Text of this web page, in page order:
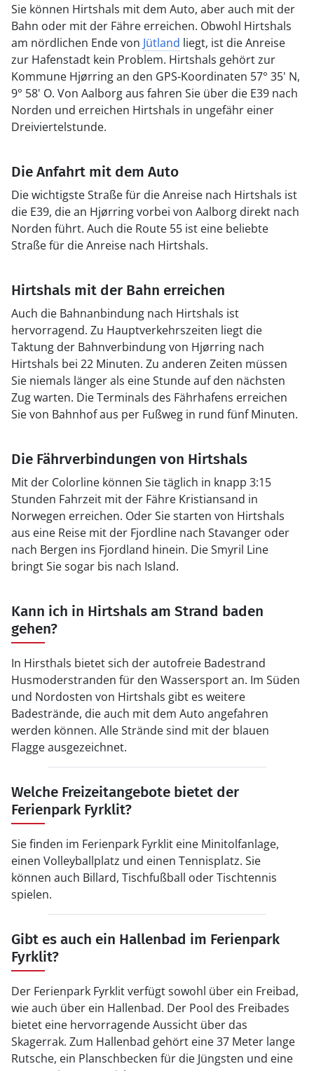
Sie können Hirtshals mit dem Auto, aber auch mit der
Bahn oder mit der Fähre erreichen. Obwohl Hirtshals
am nördlichen Ende von Jütland liegt, ist die Anreise
zur Hafenstadt kein Problem. Hirtshals gehört zur
Kommune Hjørring an den GPS-Koordinaten 57° 35' N,
9° 58' O. Von Aalborg aus fahren Sie über die E39 nach
Norden und erreichen Hirtshals in ungefähr einer
Dreiviertelstunde.
Die Anfahrt mit dem Auto
Die wichtigste Straße für die Anreise nach Hirtshals ist
die E39, die an Hjørring vorbei von Aalborg direkt nach
Norden führt. Auch die Route 55 ist eine beliebte
Straße für die Anreise nach Hirtshals.
Hirtshals mit der Bahn erreichen
Auch die Bahnanbindung nach Hirtshals ist
hervorragend. Zu Hauptverkehrszeiten liegt die
Taktung der Bahnverbindung von Hjørring nach
Hirtshals bei 22 Minuten. Zu anderen Zeiten müssen
Sie niemals länger als eine Stunde auf den nächsten
Zug warten. Die Terminals des Fährhafens erreichen
Sie von Bahnhof aus per Fußweg in rund fünf Minuten.
Die Fährverbindungen von Hirtshals
Mit der Colorline können Sie täglich in knapp 3:15
Stunden Fahrzeit mit der Fähre Kristiansand in
Norwegen erreichen. Oder Sie starten von Hirtshals
aus eine Reise mit der Fjordline nach Stavanger oder
nach Bergen ins Fjordland hinein. Die Smyril Line
bringt Sie sogar bis nach Island.
Kann ich in Hirtshals am Strand baden
gehen?
In Hirsthals bietet sich der autofreie Badestrand
Husmoderstranden für den Wassersport an. Im Süden
und Nordosten von Hirtshals gibt es weitere
Badestrände, die auch mit dem Auto angefahren
werden können. Alle Strände sind mit der blauen
Flagge ausgezeichnet.
Welche Freizeitangebote bietet der
Ferienpark Fyrklit?
Sie finden im Ferienpark Fyrklit eine Minitolfanlage,
einen Volleyballplatz und einen Tennisplatz. Sie
können auch Billard, Tischfußball oder Tischtennis
spielen.
Gibt es auch ein Hallenbad im Ferienpark
Fyrklit?
Der Ferienpark Fyrklit verfügt sowohl über ein Freibad,
wie auch über ein Hallenbad. Der Pool des Freibades
bietet eine hervorragende Aussicht über das
Skagerrak. Zum Hallenbad gehört eine 37 Meter lange
Rutsche, ein Planschbecken für die Jüngsten und eine